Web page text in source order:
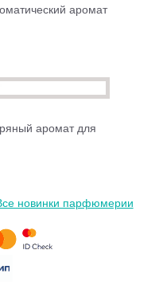
аромат
аромат для
новинки парфюмерии